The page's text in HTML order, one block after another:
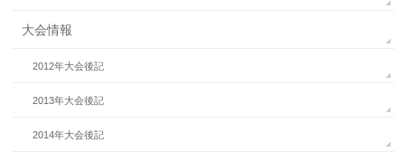
大会情報
2012年大会後記
2013年大会後記
2014年大会後記